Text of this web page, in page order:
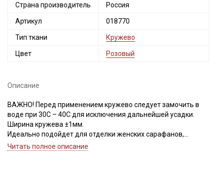
Страна производитель Россия
Артикул 018770
Тип ткани Кружево
Цвет Розовый
Описание
ВАЖНО! Перед применением кружево следует замочить в
воде при 30С – 40С для исключения дальнейшей усадки.
Ширина кружева ±1мм.
Идеально подойдет для отделки женских сарафанов,
платьев, юбок, рукавов.
Читать полное описание
промокоды и скидки до 30% на узкие
категории тканей
Электронная почта
Подписаться
Ознакомлен(а) сПолитикой обработки персональных
данныхи даюСогласие на обработку персональных
данных